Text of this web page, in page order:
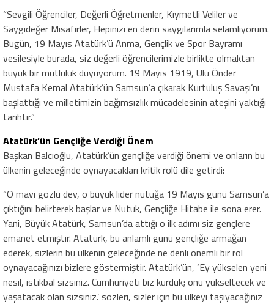
“Sevgili Öğrenciler, Değerli Öğretmenler, Kıymetli Veliler ve
Saygıdeğer Misafirler, Hepinizi en derin saygılarımla selamlıyorum.
Bugün, 19 Mayıs Atatürk’ü Anma, Gençlik ve Spor Bayramı
vesilesiyle burada, siz değerli öğrencilerimizle birlikte olmaktan
büyük bir mutluluk duyuyorum. 19 Mayıs 1919, Ulu Önder
Mustafa Kemal Atatürk’ün Samsun’a çıkarak Kurtuluş Savaşı’nı
başlattığı ve milletimizin bağımsızlık mücadelesinin ateşini yaktığı
tarihtir.”
Atatürk’ün Gençliğe Verdiği Önem
Başkan Balcıoğlu, Atatürk’ün gençliğe verdiği önemi ve onların bu
ülkenin geleceğinde oynayacakları kritik rolü dile getirdi:
“O mavi gözlü dev, o büyük lider nutuğa 19 Mayıs günü Samsun’a
çıktığını belirterek başlar ve Nutuk, Gençliğe Hitabe ile sona erer.
Yani, Büyük Atatürk, Samsun’da attığı o ilk adımı siz gençlere
emanet etmiştir. Atatürk, bu anlamlı günü gençliğe armağan
ederek, sizlerin bu ülkenin geleceğinde ne denli önemli bir rol
oynayacağınızı bizlere göstermiştir. Atatürk’ün, ‘Ey yükselen yeni
nesil, istikbal sizsiniz. Cumhuriyeti biz kurduk; onu yükseltecek ve
yaşatacak olan sizsiniz.’ sözleri, sizler için bu ülkeyi taşıyacağınız